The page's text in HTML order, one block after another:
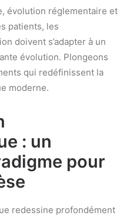
évolution réglementaire et
patients, les
doivent s’adapter à un
évolution. Plongeons
qui redéfinissent la
moderne.
: un
pour
redessine profondément